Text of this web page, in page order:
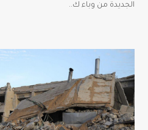
الجديدة من وباء ك..